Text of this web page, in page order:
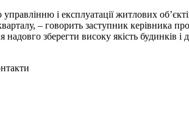
і експлуатації житлових
– говорить заступник керівника
надовго зберегти високу якість